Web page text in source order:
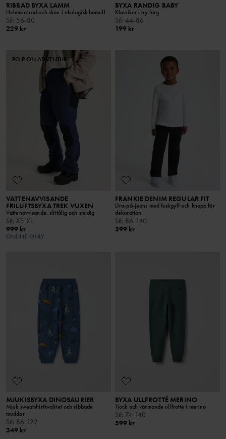
RIBBAD BYXA LAMM
Helmönstrad och skön i ekologisk bomull
Stl: 56-80
229 kr
BYXA RANDIG BABY
Klassiker i ny färg
Stl: 44-86
199 kr
PO.P ON ADVENTURE
VATTENAVVISANDE
FRILUFTSBYXA TREK VUXEN
Vattenavvisande, slittålig och smidig
Stl: XS-XL
999 kr
ONLINE ONLY
FRANKIE DENIM REGULAR FIT
Dra-på-jeans med fuskgylf och knapp för
dekoration
Stl: 86-140
399 kr
MJUKISBYXA DINOSAURIER
Mjuk sweatshirtkvalitet och ribbade
muddar
Stl: 86-122
349 kr
BYXA ULLFROTTÉ MERINO
Tjock och värmande ullfrotté i merino
Stl: 74-140
599 kr